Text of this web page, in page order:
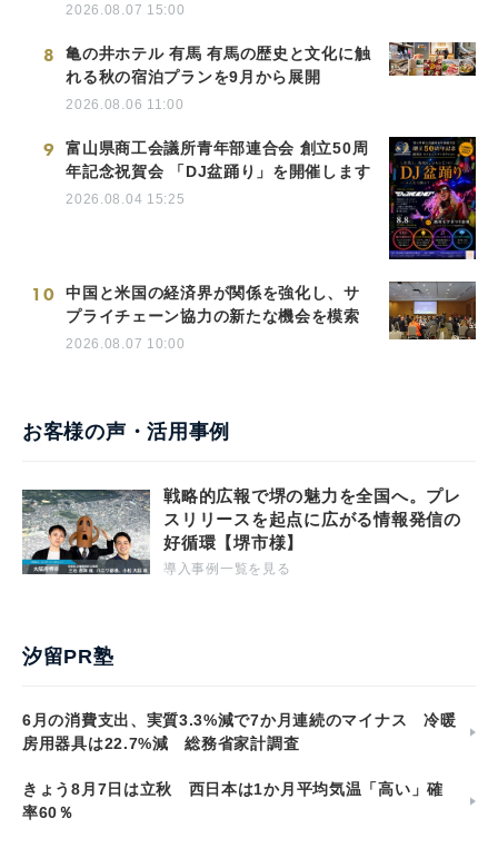
2026.08.07 15:00
8
亀の井ホテル 有馬 有馬の歴史と文化に触
れる秋の宿泊プランを9月から展開
2026.08.06 11:00
9
富山県商工会議所青年部連合会 創立50周
年記念祝賀会 「DJ盆踊り」を開催します
2026.08.04 15:25
10
中国と米国の経済界が関係を強化し、サ
プライチェーン協力の新たな機会を模索
2026.08.07 10:00
お客様の声・活用事例
戦略的広報で堺の魅力を全国へ。プレ
スリリースを起点に広がる情報発信の
好循環【堺市様】
導入事例一覧を見る
汐留PR塾
6月の消費支出、実質3.3%減で7か月連続のマイナス 冷暖
房用器具は22.7%減 総務省家計調査
きょう8月7日は立秋 西日本は1か月平均気温「高い」確
率60％